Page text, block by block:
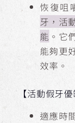
恢復咀
牙，活
能 。它
能夠更
效率。
【活動假牙
適應時